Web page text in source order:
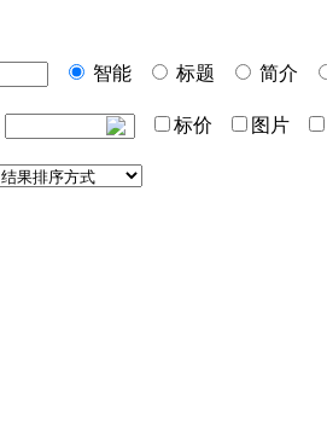
智能
标题 简介
标价 图片